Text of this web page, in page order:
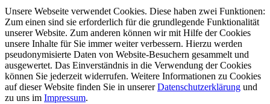
Unsere Webseite verwendet Cookies. Diese haben zwei Funktionen:
Zum einen sind sie erforderlich für die grundlegende Funktionalität
unserer Website. Zum anderen können wir mit Hilfe der Cookies
unsere Inhalte für Sie immer weiter verbessern. Hierzu werden
pseudonymisierte Daten von Website-Besuchern gesammelt und
ausgewertet. Das Einverständnis in die Verwendung der Cookies
können Sie jederzeit widerrufen. Weitere Informationen zu Cookies
auf dieser Website finden Sie in unsererDatenschutzerklärung und
zu uns im Impressum.